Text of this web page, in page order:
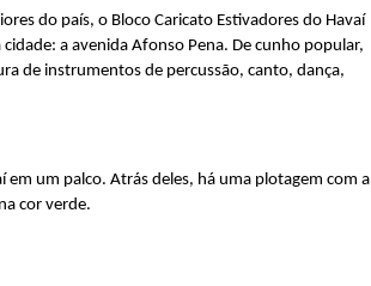
do país, o Bloco Caricato Estivadores do Havaí
a avenida Afonso Pena. De cunho popular,
de instrumentos de percussão, canto, dança,
um palco. Atrás deles, há uma plotagem com a
cor verde.